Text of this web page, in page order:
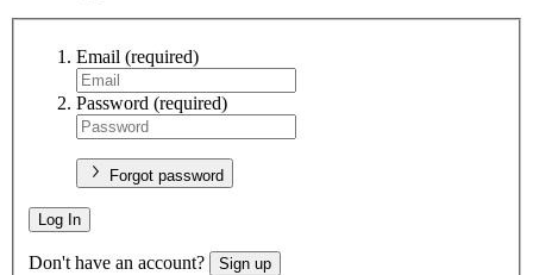
Email (required)
Password (required)
Forgot password
Log In
Don't have an account? Sign up